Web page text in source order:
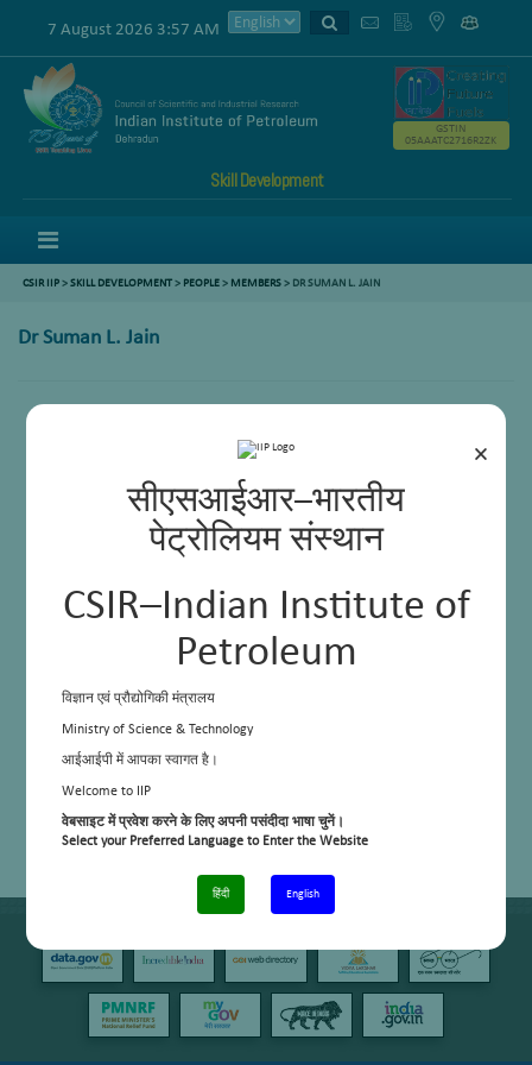
×
सीएसआईआर–भारतीय
पेट्रोलियम संस्थान
CSIR–Indian Institute of
Petroleum
विज्ञान एवं प्रौद्योगिकी मंत्रालय
Ministry of Science & Technology
आईआईपी में आपका स्वागत है।
Welcome to IIP
वेबसाइट में प्रवेश करने के लिए अपनी पसंदीदा भाषा चुनें।
Select your Preferred Language to Enter the Website
हिंदी English
7 August 2026 3:57 AM
Skill Development
GSTIN
05AAATC2716R2ZK
CSIR IIP>SKILL DEVELOPMENT> PEOPLE> MEMBERS> DR SUMAN L. JAIN
Dr Suman L. Jain